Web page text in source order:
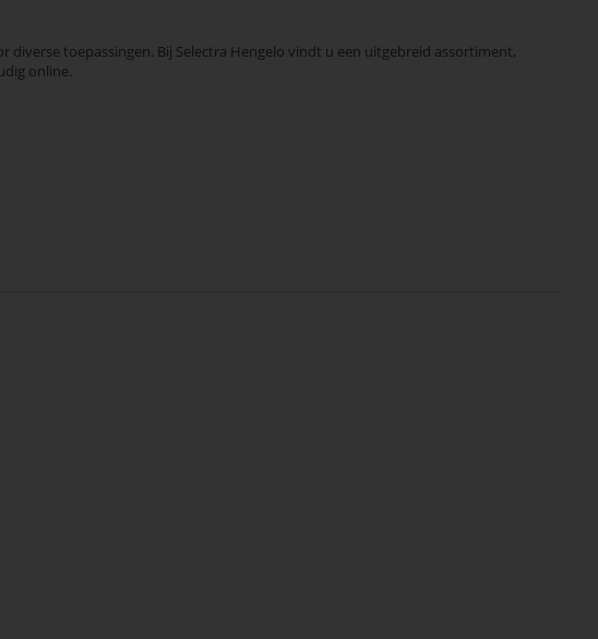
toepassingen. Bij Selectra Hengelo vindt u een uitgebreid assortiment,
online.